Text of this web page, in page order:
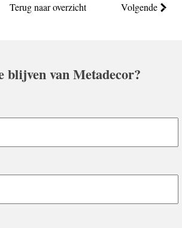
Terug naar overzicht Volgende
blijven van Metadecor?